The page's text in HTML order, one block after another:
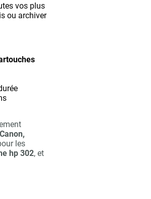
vos plus
ou archiver
Canon,
les
hp 302, et